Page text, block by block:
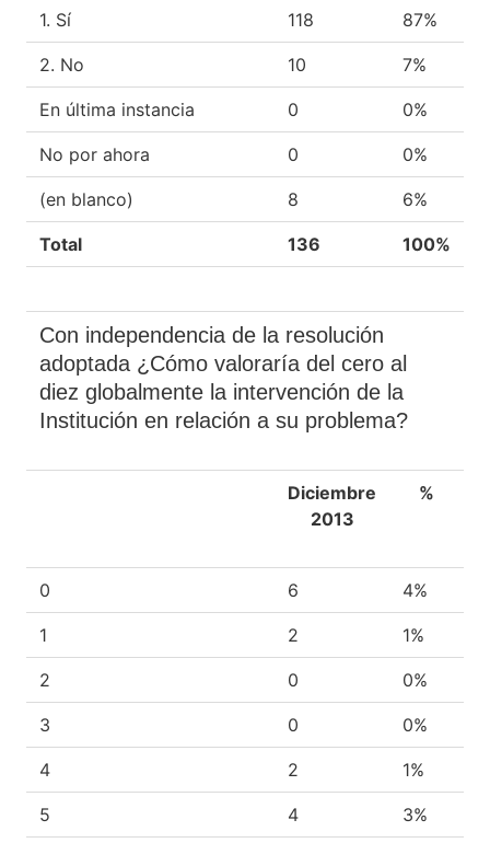
1. Sí 118 87%
2. No 10 7%
En última instancia 0 0%
No por ahora 0 0%
(en blanco) 8 6%
Total 136 100%
Con independencia de la resolución
adoptada ¿Cómo valoraría del cero al
diez globalmente la intervención de la
Institución en relación a su problema?
Diciembre
2013
%
0 6 4%
1 2 1%
2 0 0%
3 0 0%
4 2 1%
5 4 3%